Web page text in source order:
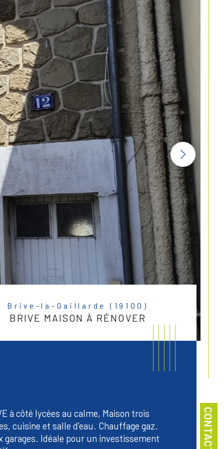
CONTACT
Brive-la-Gaillarde (19100)
BRIVE MAISON À RÉNOVER
à côté lycées au calme, Maison trois
cuisine et salle d'eau. Chauffage gaz.
garages. Idéale pour un investissement